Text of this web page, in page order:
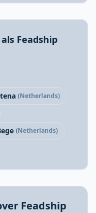
Feadship
(Netherlands)
(Netherlands)
Feadship